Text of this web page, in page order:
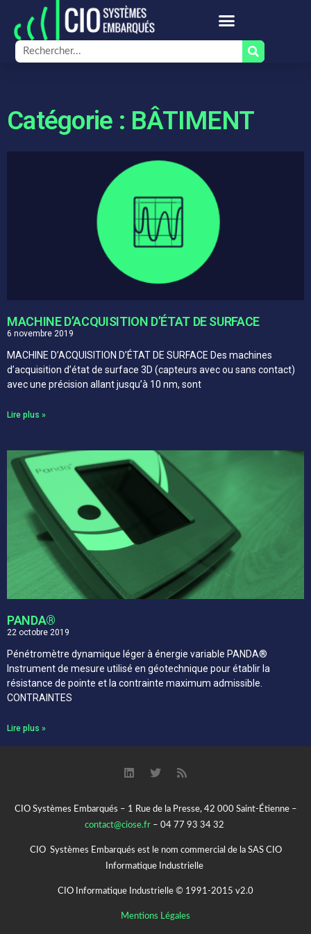
Catégorie : BÂTIMENT
MACHINE D’ACQUISITION D’ÉTAT DE SURFACE​
6 novembre 2019
MACHINE D’ACQUISITION D’ÉTAT DE SURFACE Des machines
d’acquisition d’état de surface 3D (capteurs avec ou sans contact)
avec une précision allant jusqu’à 10 nm, sont
Lire plus »
PANDA®​
22 octobre 2019
Pénétromètre dynamique léger à énergie variable PANDA®
Instrument de mesure utilisé en géotechnique pour établir la
résistance de pointe et la contrainte maximum admissible.
CONTRAINTES
Lire plus »
CIO Systèmes Embarqués – 1 Rue de la Presse, 42 000 Saint-Étienne –
contact@ciose.fr – 04 77 93 34 32
CIO Systèmes Embarqués est le nom commercial de la SAS CIO
Informatique Industrielle
CIO Informatique Industrielle © 1991-2015 v2.0
Mentions Légales